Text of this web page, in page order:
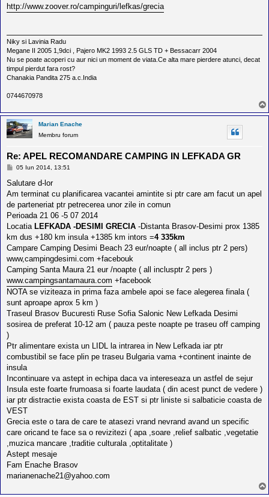
s
a
http://www.zoover.ro/campinguri/lefkas/grecia
Niky si Lavinia Radu
Megane II 2005 1,9dci , Pajero MK2 1993 2.5 GLS TD + Bessacarr 2004
Nu se poate acoperi cu aur nici un moment de viata.Ce alta mare pierdere atunci, decat
timpul pierdut fara rost?
Chanakia Pandita 275 a.c.India
0744670978
Marian Enache
Membru forum
Re: APEL RECOMANDARE CAMPING IN LEFKADA GR
M
s
j
05 Iun 2014, 13:51
Salutare d-lor
Am terminat cu planificarea vacantei amintite si ptr care am facut un apel
de parteneriat ptr petrecerea unor zile in comun
Perioada 21 06 -5 07 2014
Locatia LEFKADA -DESIMI GRECIA -Distanta Brasov-Desimi prox 1385
km dus +180 km insula +1385 km intors =4 335km
Campare Camping Desimi Beach 23 eur/noapte ( all inclus ptr 2 pers)
www,campingdesimi.com +facebouk
Camping Santa Maura 21 eur /noapte ( all inclusptr 2 pers )
www.campingsantamaura.com +facebook
NOTA se viziteaza in prima faza ambele apoi se face alegerea finala (
sunt aproape aprox 5 km )
Traseul Brasov Bucuresti Ruse Sofia Salonic New Lefkada Desimi
sosirea de preferat 10-12 am ( pauza peste noapte pe traseu off camping
)
Ptr alimentare exista un LIDL la intrarea in New Lefkada iar ptr
combustibil se face plin pe traseu Bulgaria vama +continent inainte de
insula
Incontinuare va astept in echipa daca va intereseaza un astfel de sejur
Insula este foarte frumoasa si foarte laudata ( din acest punct de vedere )
iar ptr distractie exista coasta de EST si ptr liniste si salbaticie coasta de
VEST
Grecia este o tara de care te atasezi vrand nevrand avand un specific
care oricand te face sa o revizitezi ( apa ,soare ,relief salbatic ,vegetatie
,muzica mancare ,traditie culturala ,optitalitate )
Astept mesaje
Fam Enache Brasov
marianenache21@yahoo.com